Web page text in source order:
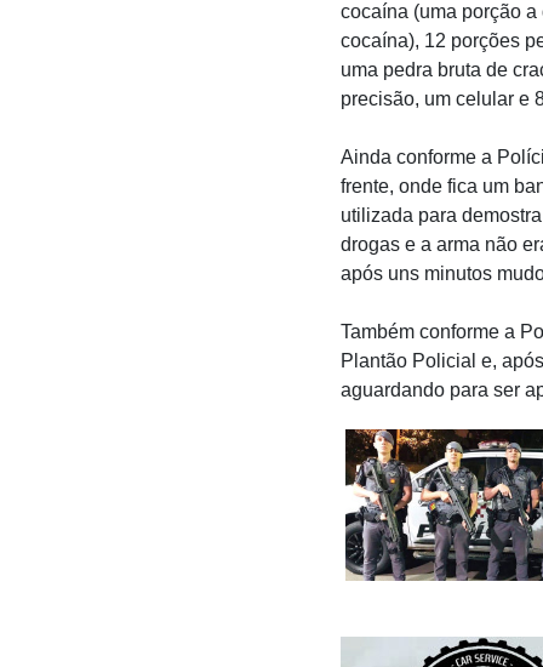
cocaína (uma porção
cocaína), 12 porções
uma pedra bruta de
precisão, um celular e
Ainda conforme a
frente, onde fica um
utilizada para
drogas e a arma não
após uns minutos
Também conforme a
Plantão Policial e,
aguardando para ser